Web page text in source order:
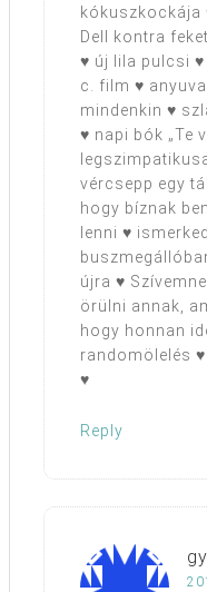
kókuszkockája
Dell kontra
♥ új lila pulcsi
c. film ♥
mindenkin ♥
♥ napi bók „Te
vércsepp egy
hogy bíznak
lenni ♥
újra ♥
örülni annak,
hogy honnan
randomölelés
♥
Reply